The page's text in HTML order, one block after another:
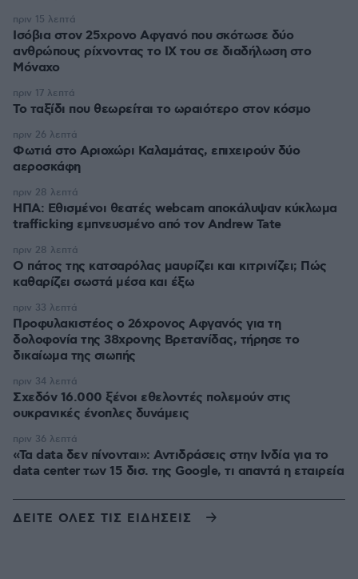
Ισόβια στον 25χρονο Αφγανό που σκότωσε δύο
ανθρώπους ρίχνοντας το ΙΧ του σε διαδήλωση στο
Μόναχο
πριν 15 λεπτά
Το ταξίδι που θεωρείται το ωραιότερο στον κόσμο
πριν 17 λεπτά
Φωτιά στο Αριοχώρι Καλαμάτας, επιχειρούν δύο
αεροσκάφη
πριν 26 λεπτά
ΗΠΑ: Εθισμένοι θεατές webcam αποκάλυψαν κύκλωμα
trafficking εμπνευσμένο από τον Andrew Tate
πριν 28 λεπτά
Ο πάτος της κατσαρόλας μαυρίζει και κιτρινίζει; Πώς
καθαρίζει σωστά μέσα και έξω
πριν 28 λεπτά
Προφυλακιστέος ο 26χρονος Αφγανός για τη
δολοφονία της 38χρονης Βρετανίδας, τήρησε το
δικαίωμα της σιωπής
πριν 33 λεπτά
Σχεδόν 16.000 ξένοι εθελοντές πολεμούν στις
ουκρανικές ένοπλες δυνάμεις
πριν 34 λεπτά
«Τα data δεν πίνονται»: Αντιδράσεις στην Ινδία για το
data center των 15 δισ. της Google, τι απαντά η εταιρεία
πριν 36 λεπτά
ΔΕΙΤΕ ΟΛΕΣ ΤΙΣ ΕΙΔΗΣΕΙΣ